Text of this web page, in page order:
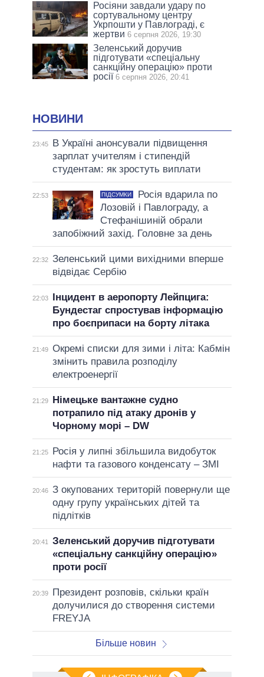
Росіяни завдали удару по
сортувальному центру
Укрпошти у Павлограді, є
жертви 6 серпня 2026, 19:30
Зеленський доручив
підготувати «спеціальну
санкційну операцію» проти
росії 6 серпня 2026, 20:41
НОВИНИ
23:45
В Україні анонсували підвищення
зарплат учителям і стипендій
студентам: як зростуть виплати
22:53 ПІДСУМКИ
Росія вдарила по
Лозовій і Павлограду, а
Стефанішиній обрали
запобіжний захід. Головне за день
22:32 Зеленський цими вихідними вперше
відвідає Сербію
22:03
Інцидент в аеропорту Лейпцига:
Бундестаг спростував інформацію
про боєприпаси на борту літака
21:49 Окремі списки для зими і літа: Кабмін
змінить правила розподілу
електроенергії
21:29
Німецьке вантажне судно
потрапило під атаку дронів у
Чорному морі – DW
21:25
Росія у липні збільшила видобуток
нафти та газового конденсату – ЗМІ
20:46 З окупованих територій повернули ще
одну групу українських дітей та
підлітків
20:41
Зеленський доручив підготувати
«спеціальну санкційну операцію»
проти росії
20:39
Президент розповів, скільки країн
долучилися до створення системи
FREYJA
Більше новин